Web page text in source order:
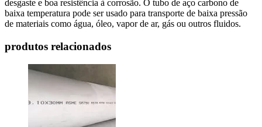
desgaste e boa resistência à corrosão. O tubo de aço carbono de
baixa temperatura pode ser usado para transporte de baixa pressão
de materiais como água, óleo, vapor de ar, gás ou outros fluidos.
produtos relacionados